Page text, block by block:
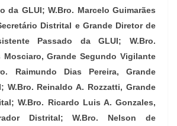
da GLUI; W.Bro. Marcelo Guimarães
Distrital e Grande Diretor de
Passado da GLUI; W.Bro.
Mosciaro, Grande Segundo Vigilante
Raimundo Dias Pereira, Grande
W.Bro. Reinaldo A. Rozzatti, Grande
W.Bro. Ricardo Luis A. Gonzales,
Distrital; W.Bro. Nelson de